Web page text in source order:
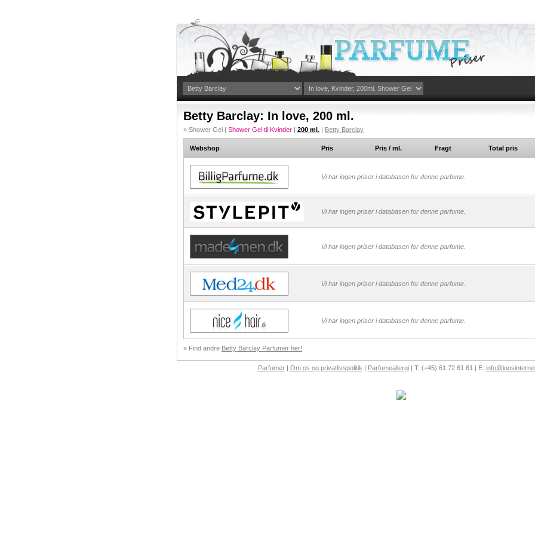
Betty Barclay: In love, 200 ml.
» Shower Gel | Shower Gel til Kvinder | 200 ml. | Betty Barclay
Webshop Pris Pris / ml. Fragt Total pris
Vi har ingen priser i databasen for denne parfume.
Vi har ingen priser i databasen for denne parfume.
Vi har ingen priser i databasen for denne parfume.
Vi har ingen priser i databasen for denne parfume.
Vi har ingen priser i databasen for denne parfume.
» Find andre Betty Barclay Parfumer her!
Parfumer| Om os og privatlivspolitik | Parfumeallergi| T: (+45) 61 72 61 61 | E: